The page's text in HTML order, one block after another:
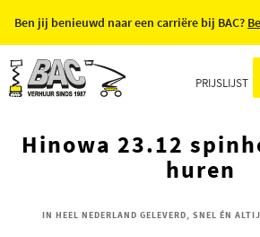
Ben jij benieuwd naar een carriëre bij BAC?
PRIJSLIJST
Hinowa 23.12
huren
IN HEEL NEDERLAND GELEVERD, SNEL ÉN